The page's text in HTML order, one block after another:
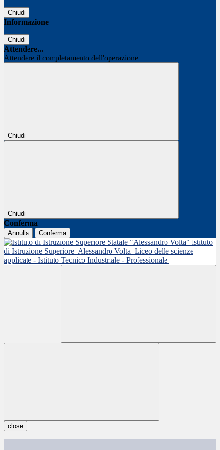
Chiudi
Informazione
Chiudi
Attendere...
Attendere il completamento dell'operazione...
Chiudi
Chiudi
Conferma
Annulla Conferma
Istituto
di Istruzione Superiore Alessandro Volta Liceo delle scienze
applicate - Istituto Tecnico Industriale - Professionale
close